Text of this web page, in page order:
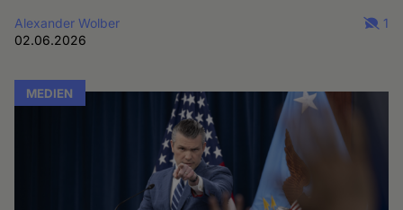
Alexander Wolber
02.06.2026
1
MEDIEN